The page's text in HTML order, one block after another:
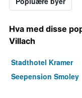
Hva med disse
Villach
Stadthotel Kramer
Seepension Smoley